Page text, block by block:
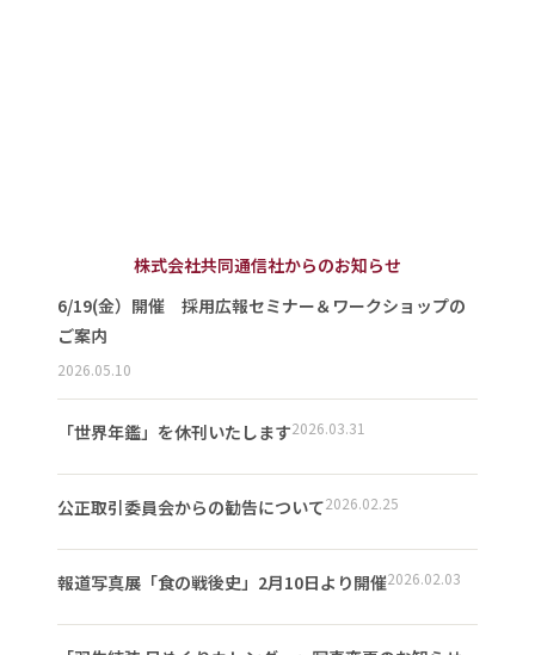
株式会社共同通信社からのお知らせ
6/19(金）開催 採用広報セミナー＆ワークショップの
ご案内
2026.05.10
「世界年鑑」を休刊いたします2026.03.31
公正取引委員会からの勧告について2026.02.25
報道写真展「食の戦後史」2月10日より開催2026.02.03